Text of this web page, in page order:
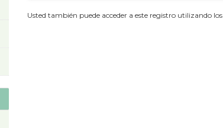
Usted también puede acceder a este registro utilizando los